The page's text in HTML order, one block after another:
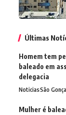
Últimas
Homem tem
baleado em
delegacia
NoticiasSão
Mulher é